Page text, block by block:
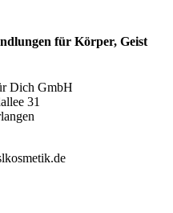
für Körper, Geist
Dich GmbH
31